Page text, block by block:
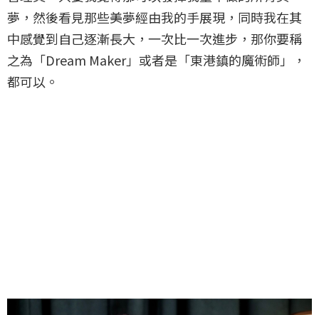
夢，然後看見那些美夢經由我的手展現，同時我在其
中感覺到自己逐漸長大，一次比一次進步，那你要稱
之為「Dream Maker」或者是「東港鎮的魔術師」，
都可以。